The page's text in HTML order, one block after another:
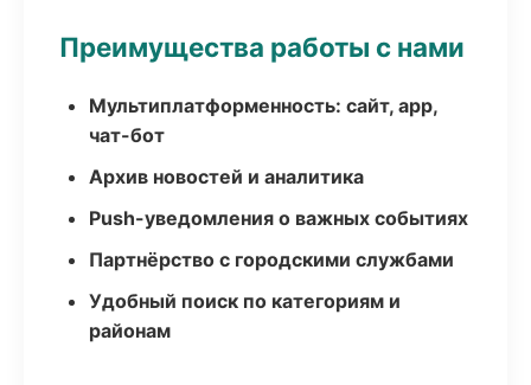
Преимущества работы с нами
Мультиплатформенность: сайт, app,
чат-бот
Архив новостей и аналитика
Push-уведомления о важных событиях
Партнёрство с городскими службами
Удобный поиск по категориям и
районам